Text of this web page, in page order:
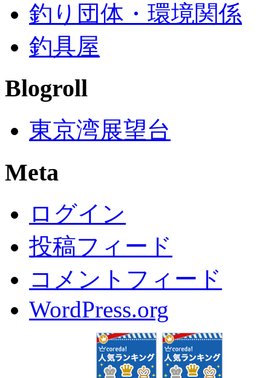
釣り団体・環境関係
釣具屋
Blogroll
東京湾展望台
Meta
ログイン
投稿フィード
コメントフィード
WordPress.org